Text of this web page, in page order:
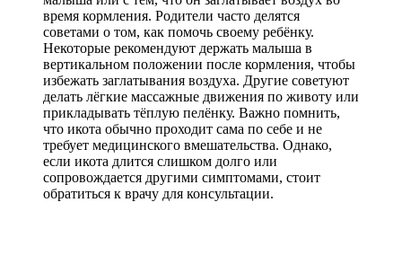
время кормления. Родители часто делятся
советами о том, как помочь своему ребёнку.
Некоторые рекомендуют держать малыша в
вертикальном положении после кормления, чтобы
избежать заглатывания воздуха. Другие советуют
делать лёгкие массажные движения по животу или
прикладывать тёплую пелёнку. Важно помнить,
что икота обычно проходит сама по себе и не
требует медицинского вмешательства. Однако,
если икота длится слишком долго или
сопровождается другими симптомами, стоит
обратиться к врачу для консультации.